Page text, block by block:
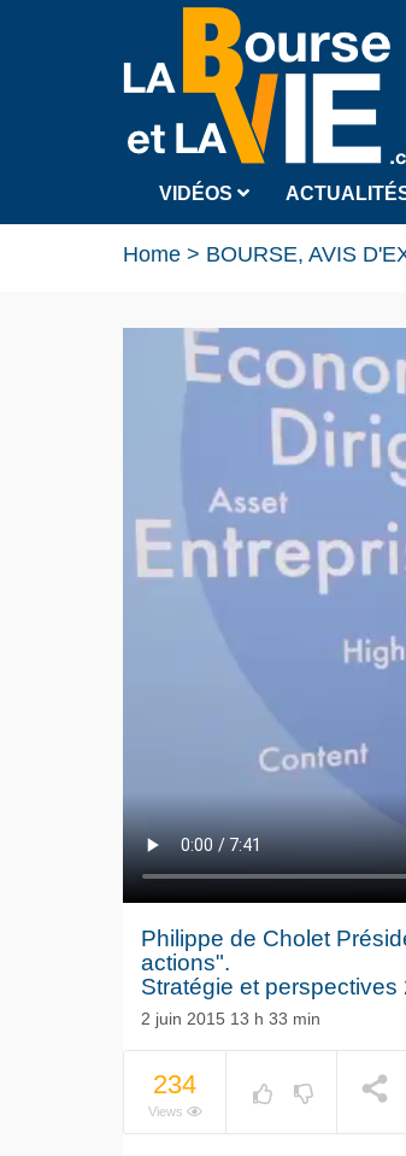
VIDÉOS
Home > BOURSE, AVIS
Philippe de Cholet
actions".
Stratégie et
2 juin 2015 13 h 33 min
234
Views